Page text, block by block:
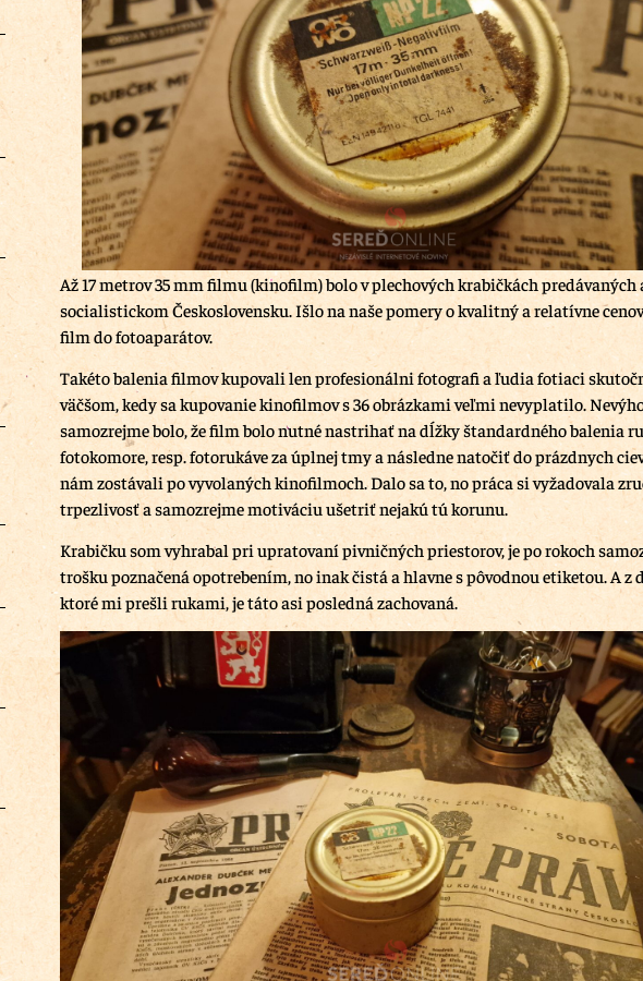
Až 17 metrov 35 mm filmu (kinofilm) bolo v plechových krabičkách predávaných
socialistickom Československu. Išlo na naše pomery o kvalitný a relatívne
film do fotoaparátov.
Takéto balenia filmov kupovali len profesionálni fotografi a ľudia fotiaci
väčšom, kedy sa kupovanie kinofilmov s 36 obrázkami veľmi nevyplatilo.
samozrejme bolo, že film bolo nutné nastrihať na dĺžky štandardného balenia
fotokomore, resp. fotorukáve za úplnej tmy a následne natočiť do prázdnych
nám zostávali po vyvolaných kinofilmoch. Dalo sa to, no práca si vyžadovala
trpezlivosť a samozrejme motiváciu ušetriť nejakú tú korunu.
Krabičku som vyhrabal pri upratovaní pivničných priestorov, je po rokoch
trošku poznačená opotrebením, no inak čistá a hlavne s pôvodnou etiketou. A z
ktoré mi prešli rukami, je táto asi posledná zachovaná.